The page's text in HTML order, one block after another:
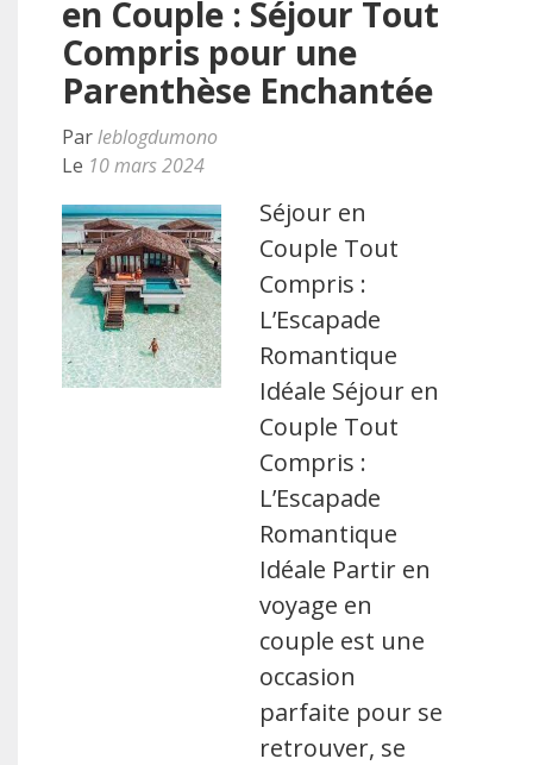
en Couple : Séjour Tout
Compris pour une
Parenthèse Enchantée
Parleblogdumono
Le 10 mars 2024
Séjour en
Couple Tout
Compris :
L’Escapade
Romantique
Idéale Séjour en
Couple Tout
Compris :
L’Escapade
Romantique
Idéale Partir en
voyage en
couple est une
occasion
parfaite pour se
retrouver, se